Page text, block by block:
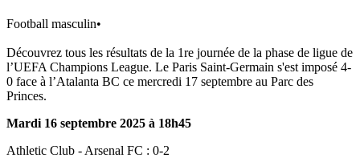
Football masculin•
Découvrez tous les résultats de la 1re journée de la phase de ligue de
l’UEFA Champions League. Le Paris Saint-Germain s'est imposé 4-
0 face à l’Atalanta BC ce mercredi 17 septembre au Parc des
Princes.
Mardi 16 septembre 2025 à 18h45
Athletic Club - Arsenal FC : 0-2